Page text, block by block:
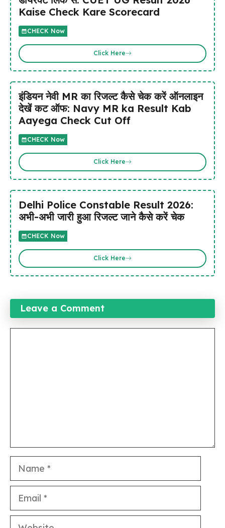
Kaise Check Kare Scorecard
CHECK Now
Click Here
इंडियन नेवी MR का रिजल्ट कैसे चेक करें ऑनलाइन
देखें कट ऑफ: Navy MR ka Result Kab
Aayega Check Cut Off
CHECK Now
Click Here
Delhi Police Constable Result 2026:
अभी-अभी जारी हुआ रिजल्ट जाने कैसे करें चेक
CHECK Now
Click Here
Leave a Comment
Name
Email
Website